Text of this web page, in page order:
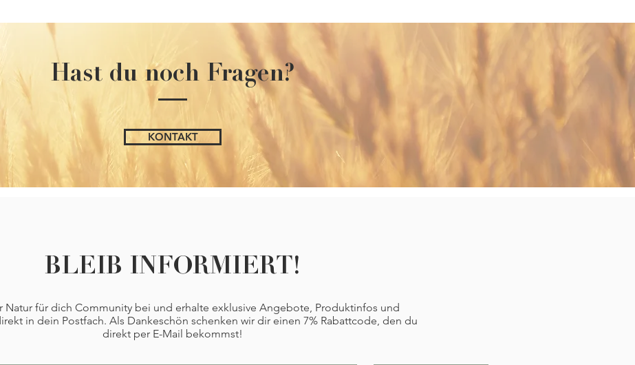
Hast du noch Fragen?
KONTAKT
BLEIB INFORMIERT!
Natur für dich Community bei und erhalte exklusive Angebote, Produktinfos und
in dein Postfach. Als Dankeschön schenken wir dir einen 7% Rabattcode, den du
direkt per E-Mail bekommst!